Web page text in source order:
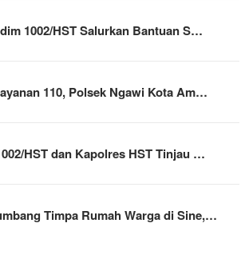
1002/HST Salurkan Bantuan S…
110, Polsek Ngawi Kota Am…
HST dan Kapolres HST Tinjau …
Timpa Rumah Warga di Sine,…